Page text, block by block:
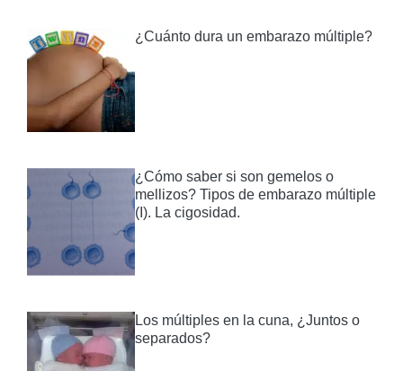
¿Cuánto dura un embarazo múltiple?
¿Cómo saber si son gemelos o
mellizos? Tipos de embarazo múltiple
(I). La cigosidad.
Los múltiples en la cuna, ¿Juntos o
separados?